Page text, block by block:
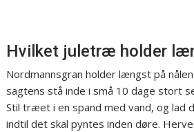
Hvilket juletræ holder
Nordmannsgran holder længst på
sagtens stå inde i små 10 dage stort
Stil træet i en spand med vand, og lad
indtil det skal pyntes inden døre.